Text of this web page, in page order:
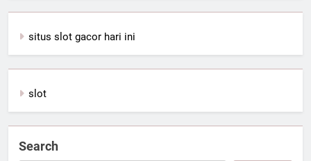
situs slot gacor hari ini
slot
Search